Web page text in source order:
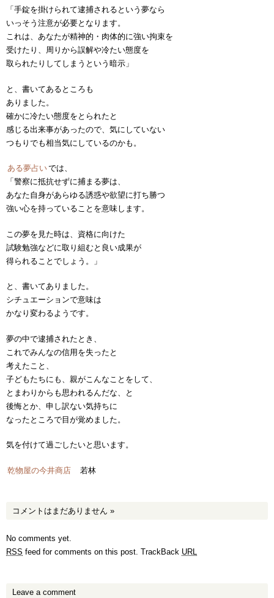
「手錠を掛けられて逮捕されるという夢なら
いっそう注意が必要となります。
これは、あなたが精神的・肉体的に強い拘束を
受けたり、周りから誤解や冷たい態度を
取られたりしてしまうという暗示」
と、書いてあるところも
ありました。
確かに冷たい態度をとられたと
感じる出来事があったので、気にしていない
つもりでも相当気にしているのかも。
ある夢占いでは、
「警察に抵抗せずに捕まる夢は、
あなた自身があらゆる誘惑や欲望に打ち勝つ
強い心を持っていることを意味します。
この夢を見た時は、資格に向けた
試験勉強などに取り組むと良い成果が
得られることでしょう。」
と、書いてありました。
シチュエーションで意味は
かなり変わるようです。
夢の中で逮捕されたとき、
これでみんなの信用を失ったと
考えたこと、
子どもたちにも、親がこんなことをして、
とまわりからも思われるんだな、と
後悔とか、申し訳ない気持ちに
なったところで目が覚めました。
気を付けて過ごしたいと思います。
乾物屋の今井商店 若林
コメントはまだありません »
No comments yet.
RSS feed for comments on this post. TrackBack URL
Leave a comment